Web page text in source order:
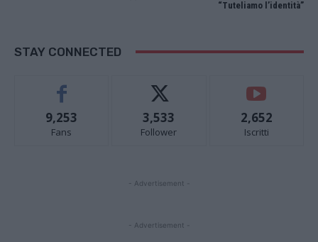
“Tuteliamo l’identità”
STAY CONNECTED
9,253
Fans
3,533
Follower
2,652
Iscritti
- Advertisement -
- Advertisement -